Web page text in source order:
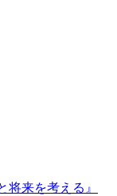
来を考える』